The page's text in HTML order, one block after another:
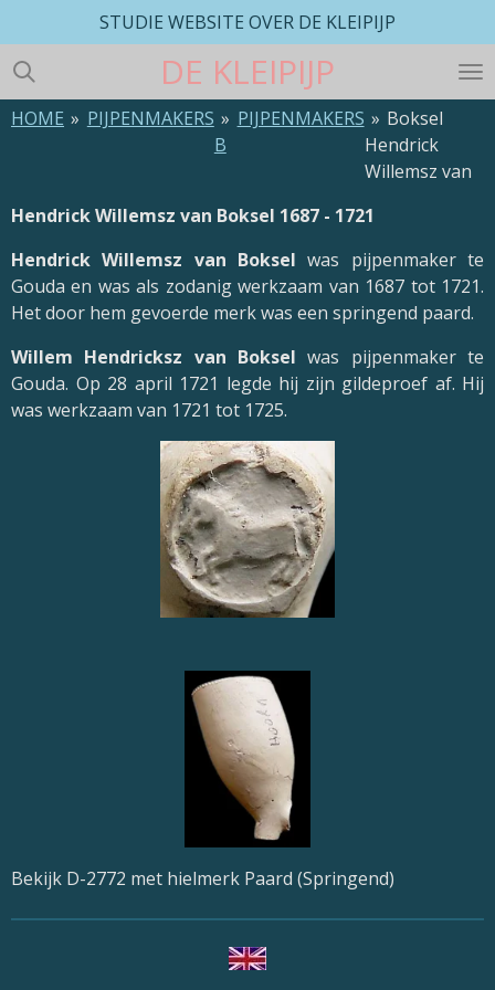
direct
naar
de
hoofdinhoud
DE KLEIPIJP
STUDIE WEBSITE OVER DE KLEIPIJP
HOME » PIJPENMAKERS » PIJPENMAKERS
B
» Boksel
Hendrick
Willemsz van
Hendrick Willemsz van Boksel 1687 - 1721
Hendrick Willemsz van Boksel was pijpenmaker te
Gouda en was als zodanig werkzaam van 1687 tot 1721.
Het door hem gevoerde merk was een springend paard.
Willem Hendricksz van Boksel was pijpenmaker te
Gouda. Op 28 april 1721 legde hij zijn gildeproef af. Hij
was werkzaam van 1721 tot 1725.
Bekijk D-2772 met hielmerk Paard (Springend)